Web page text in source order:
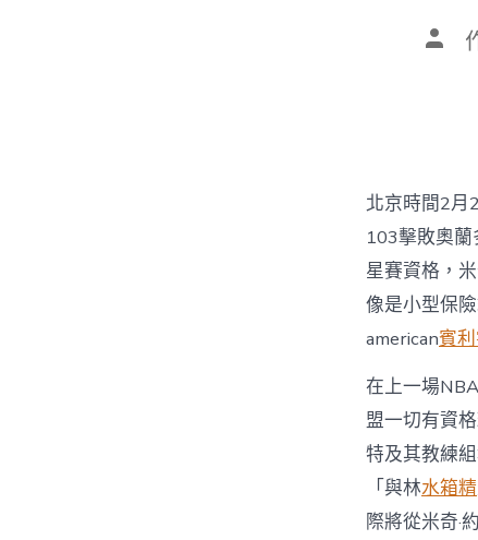
文
北京時間2月
103擊敗奧蘭
星賽資格，
像是小型保
american賓
在上一場
盟一切有資
特及其教練
「與林水箱精
際將從米奇·